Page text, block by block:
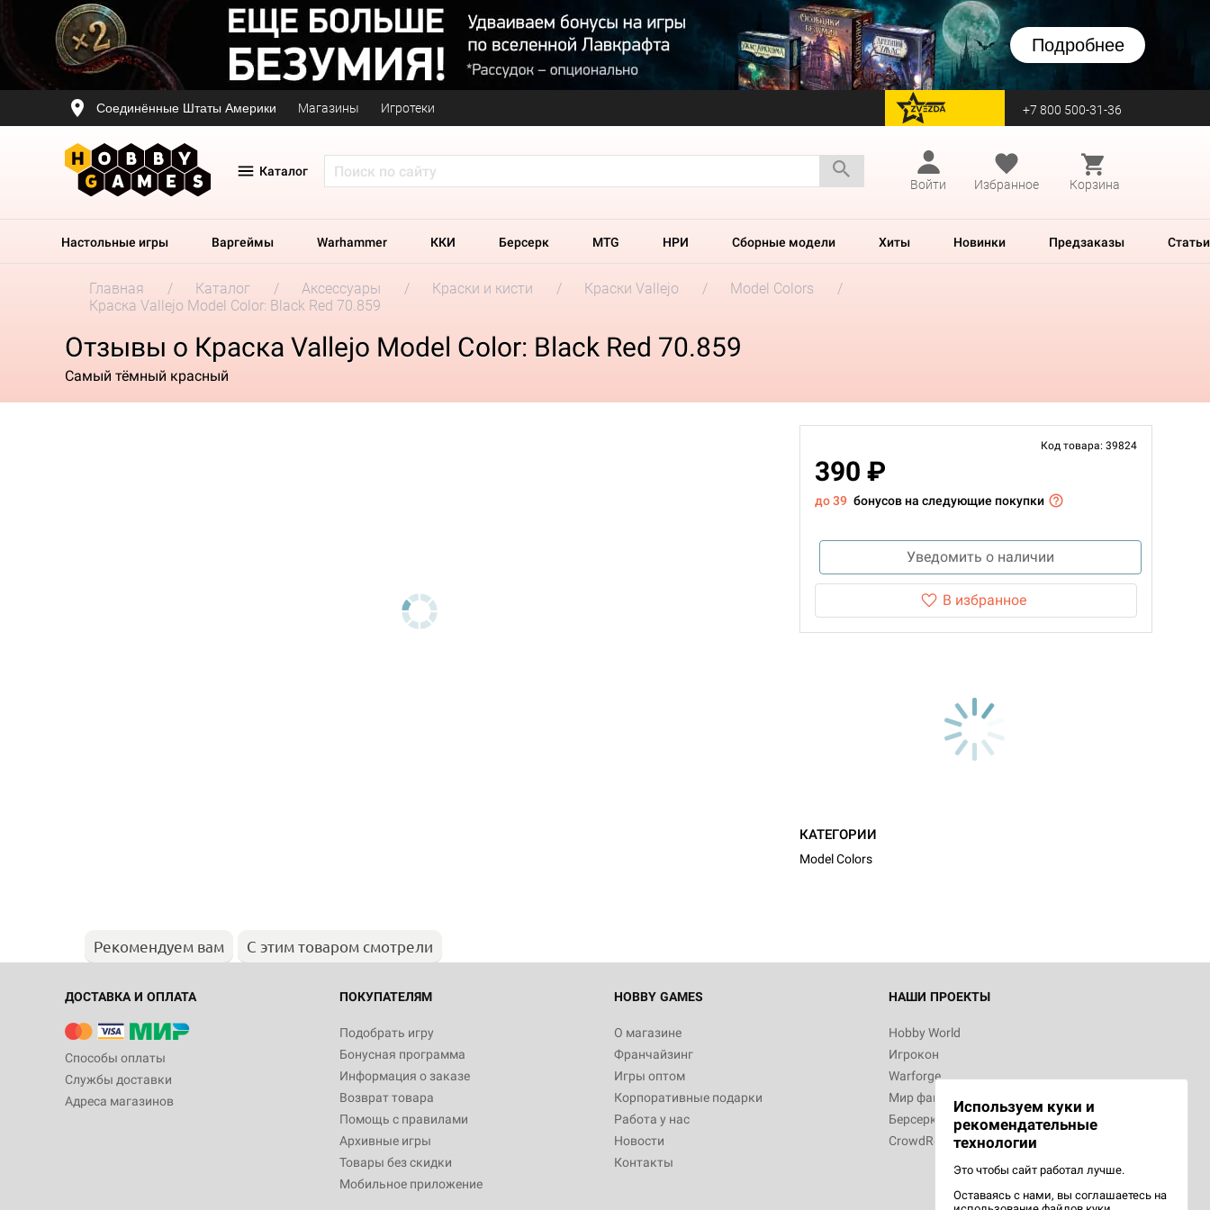
Подробнее
Соединённые Штаты Америки Магазины Игротеки перейти на Zvezda +7 800 500-31-36
Каталог
Войти
Избранное Корзина
Настольные игры Варгеймы Warhammer ККИ Берсерк MTG НРИ Сборные модели Хиты Новинки Предзаказы Статьи
Главная Каталог Аксессуары Краски и кисти Краски Vallejo
Model Colors
Краска Vallejo Model Color: Black Red 70.859
Отзывы о Краска Vallejo Model Color: Black Red 70.859
Самый тёмный красный
Код товара: 39824
390 ₽
до 39 бонусов на следующие покупки
Уведомить о наличии
В избранное
КАТЕГОРИИ
Model Colors
Рекомендуем вам С этим товаром смотрели
ДОСТАВКА И ОПЛАТА
Способы оплаты
Службы доставки
Адреса магазинов
ПОКУПАТЕЛЯМ
Подобрать игру
Бонусная программа
Информация о заказе
Возврат товара
Помощь с правилами
Архивные игры
Товары без скидки
Мобильное приложение
HOBBY GAMES
О магазине
Франчайзинг
Игры оптом
Корпоративные подарки
Работа у нас
Новости
Контакты
НАШИ ПРОЕКТЫ
Hobby World
Игрокон
Warforge
Мир фантастики
Берсерк
CrowdRepublic
Используем куки и
рекомендательные
технологии
Это чтобы сайт работал лучше.
Оставаясь с нами, вы соглашаетесь на